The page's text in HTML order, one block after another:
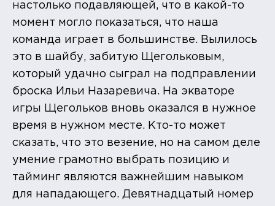
настолько подавляющей, что в какой-то
момент могло показаться, что наша
команда играет в большинстве. Вылилось
это в шайбу, забитую Щегольковым,
который удачно сыграл на подправлении
броска Ильи Назаревича. На экваторе
игры Щегольков вновь оказался в нужное
время в нужном месте. Кто-то может
сказать, что это везение, но на самом деле
умение грамотно выбрать позицию и
тайминг являются важнейшим навыком
для нападающего. Девятнадцатый номер